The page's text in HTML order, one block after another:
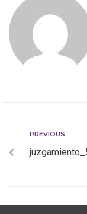
PREVIOUS